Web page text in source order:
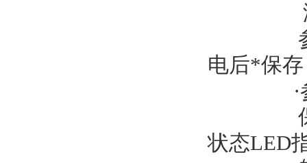
电后*保存
状态LED